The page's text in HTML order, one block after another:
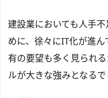
建設業においても人手
めに、徐々にIT化が進
有の要望も多く見られ
ルが大きな強みとなるで